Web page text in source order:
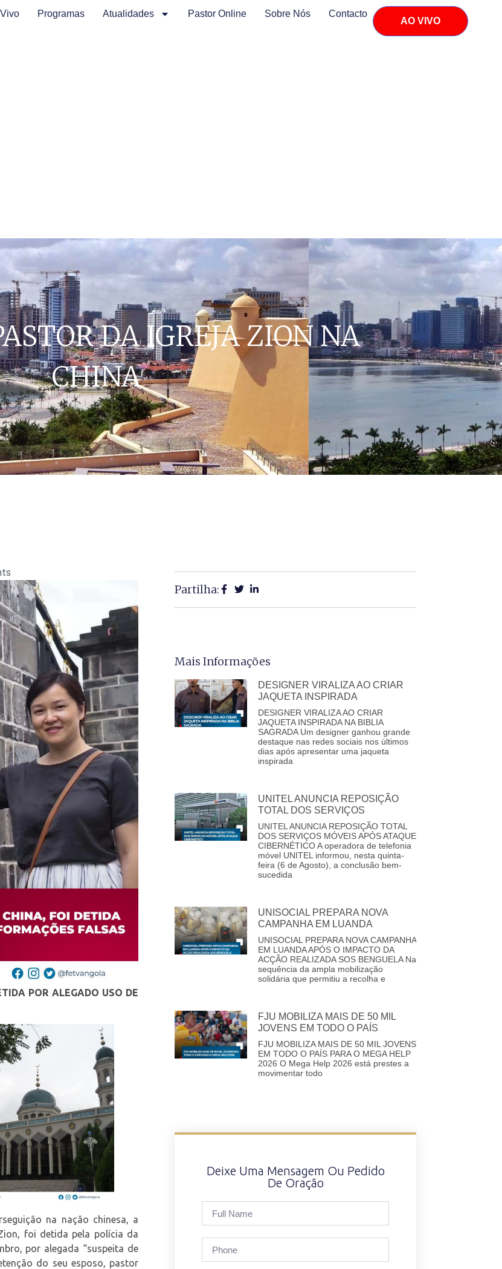
Programas Atualidades Pastor Online Sobre Nós Contacto
AO VIVO
DA IGREJA ZION NA
CHINA
POR ALEGADO USO DE
na nação chinesa, a
foi detida pela polícia da
por alegada “suspeita de
do seu esposo, pastor
Partilha:
Mais Informações
DESIGNER VIRALIZA AO CRIAR
JAQUETA INSPIRADA
DESIGNER VIRALIZA AO CRIAR
JAQUETA INSPIRADA NA BIBLIA
SAGRADA Um designer ganhou grande
destaque nas redes sociais nos últimos
dias após apresentar uma jaqueta
inspirada
UNITEL ANUNCIA REPOSIÇÃO
TOTAL DOS SERVIÇOS
UNITEL ANUNCIA REPOSIÇÃO TOTAL
DOS SERVIÇOS MÓVEIS APÓS ATAQUE
CIBERNÉTICO A operadora de telefonia
móvel UNITEL informou, nesta quinta-
feira (6 de Agosto), a conclusão bem-
sucedida
UNISOCIAL PREPARA NOVA
CAMPANHA EM LUANDA
UNISOCIAL PREPARA NOVA CAMPANHA
EM LUANDA APÓS O IMPACTO DA
ACÇÃO REALIZADA SOS BENGUELA Na
sequência da ampla mobilização
solidária que permitiu a recolha e
FJU MOBILIZA MAIS DE 50 MIL
JOVENS EM TODO O PAÍS
FJU MOBILIZA MAIS DE 50 MIL JOVENS
EM TODO O PAÍS PARA O MEGA HELP
2026 O Mega Help 2026 está prestes a
movimentar todo
Deixe Uma Mensagem Ou Pedido
De Oração